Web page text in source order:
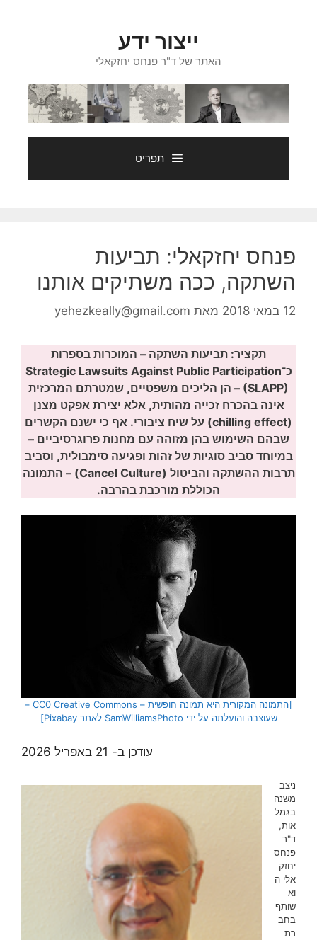
ייצור ידע
האתר של ד"ר פנחס יחזקאלי
תפריט
פנחס יחזקאלי: תביעות
השתקה, ככה משתיקים אותנו
12 במאי 2018 מאת yehezkeally@gmail.com
תקציר: תביעות השתקה – המוכרות בספרות
כ־Strategic Lawsuits Against Public Participation
(SLAPP) – הן הליכים משפטיים, שמטרתם המרכזית
אינה בהכרח זכייה מהותית, אלא יצירת אפקט מצנן
(chilling effect) על שיח ציבורי. אף כי ישנם הקשרים
שבהם השימוש בהן מזוהה עם מחנות פרוגרסיביים –
במיוחד סביב סוגיות של זהות ופגיעה סימבולית, וסביב
תרבות ההשתקה והביטול (Cancel Culture) – התמונה
הכוללת מורכבת בהרבה.
[התמונה המקורית היא תמונה חופשית – CC0 Creative Commons –
שעוצבה והועלתה על ידי SamWilliamsPhoto לאתר Pixabay]
עודכן ב- 21 באפריל 2026
ניצב
משנה
בגמל
אות,
ד"ר
פנחס
יחזק
אלי ה
וא
שותף
בחב
רת